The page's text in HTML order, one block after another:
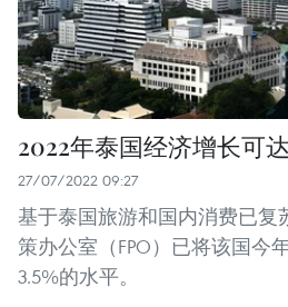
2022年泰国经济增长可
27/07/2022 09:27
基于泰国旅游和国内消费已复
策办公室（FPO）已将该国今
3.5%的水平。